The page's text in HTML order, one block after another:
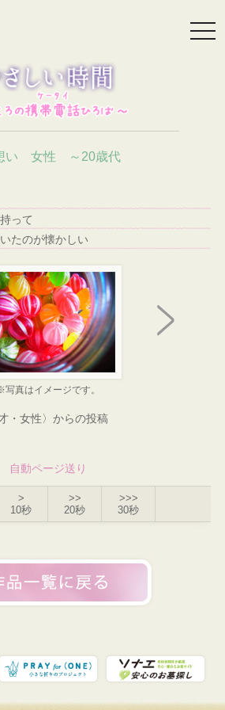
い 女性 ～20歳代
って
たのが懐かしい
写真はイメージです。
・女性〉からの投稿
自動ページ送り
>
10秒
>>
20秒
>>>
30秒